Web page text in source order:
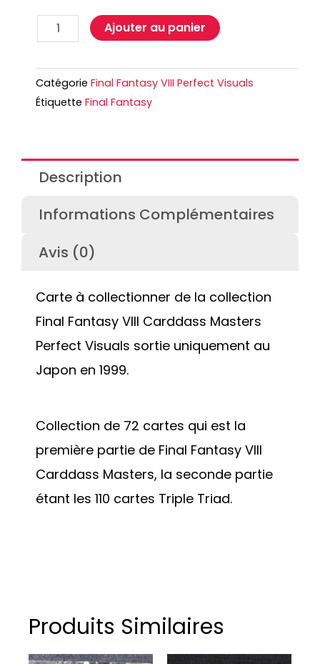
Ajouter au panier
Catégorie Final Fantasy VIII Perfect Visuals
Étiquette Final Fantasy
Description
Informations Complémentaires
Avis (0)
Carte à collectionner de la collection
Final Fantasy VIII Carddass Masters
Perfect Visuals sortie uniquement au
Japon en 1999.
Collection de 72 cartes qui est la
première partie de Final Fantasy VIII
Carddass Masters, la seconde partie
étant les 110 cartes Triple Triad.
Produits Similaires